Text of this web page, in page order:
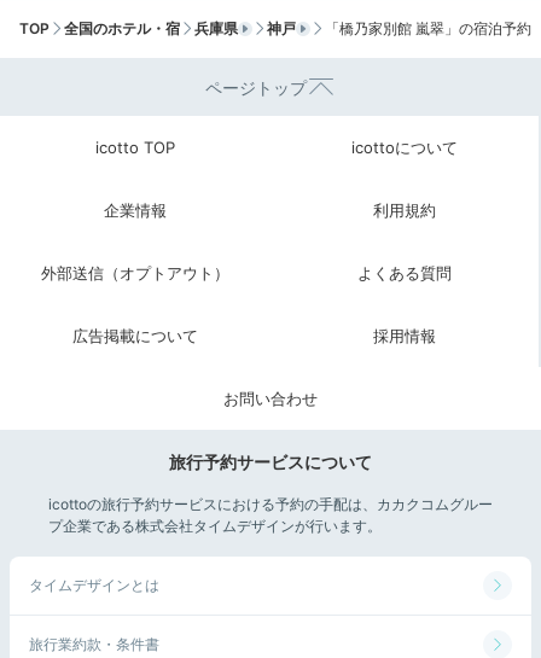
Breakfast
08:00
朝ご飯もお部屋に用意して頂けます。メニューは白米が
すすむ、どこか懐かしい和食。窓の向こうに広がる朝の
景色を眺めながら、出来立てホカホカのお料理を味わ
TOP 全国のホテル・宿 兵庫県 神戸 「橋乃家別館 嵐翠」の宿泊予約
ページトップ
icotto TOP icottoについて
企業情報 利用規約
外部送信（オプトアウト） よくある質問
広告掲載について 採用情報
お問い合わせ
旅行予約サービスについて
icottoの旅行予約サービスにおける予約の手配は、カカクコムグルー
プ企業である株式会社タイムデザインが行います。
タイムデザインとは
旅行業約款・条件書